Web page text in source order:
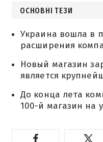
ОСНОВНІ ТЕЗИ
Украина вошла в
расширения
Новый магазин
является
До конца лета
100-й магазин на